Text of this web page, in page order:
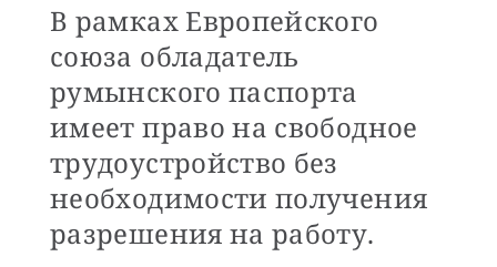
В рамках Европейского
союза обладатель
румынского паспорта
имеет право на свободное
трудоустройство без
необходимости получения
разрешения на работу.